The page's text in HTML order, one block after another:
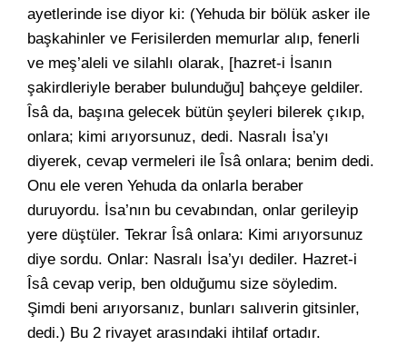
ayetlerinde ise diyor ki: (Yehuda bir bölük asker ile
başkahinler ve Ferisilerden memurlar alıp, fenerli
ve meş’aleli ve silahlı olarak, [hazret-i İsanın
şakirdleriyle beraber bulunduğu] bahçeye geldiler.
Îsâ da, başına gelecek bütün şeyleri bilerek çıkıp,
onlara; kimi arıyorsunuz, dedi. Nasralı İsa’yı
diyerek, cevap vermeleri ile Îsâ onlara; benim dedi.
Onu ele veren Yehuda da onlarla beraber
duruyordu. İsa’nın bu cevabından, onlar gerileyip
yere düştüler. Tekrar Îsâ onlara: Kimi arıyorsunuz
diye sordu. Onlar: Nasralı İsa’yı dediler. Hazret-i
Îsâ cevap verip, ben olduğumu size söyledim.
Şimdi beni arıyorsanız, bunları salıverin gitsinler,
dedi.) Bu 2 rivayet arasındaki ihtilaf ortadır.